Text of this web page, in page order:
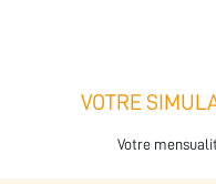
VOTRE
Votre